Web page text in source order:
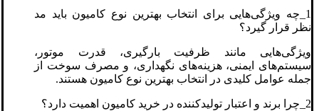
1_چه ویژگی‌هایی برای انتخاب بهترین نوع کامیون باید مد
نظر قرار گیرد؟
ویژگی‌هایی مانند ظرفیت بارگیری، قدرت موتور،
سیستم‌های ایمنی، هزینه‌های نگهداری، و مصرف سوخت از
جمله عوامل کلیدی در انتخاب بهترین نوع کامیون هستند.
2_چرا برند و اعتبار تولیدکننده در خرید کامیون اهمیت دارد؟